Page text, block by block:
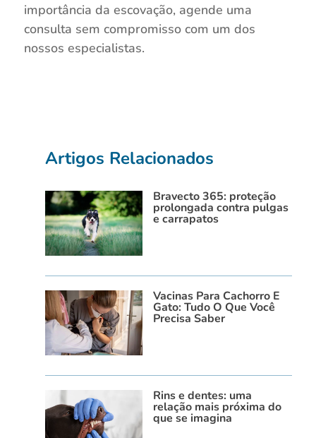
importância da escovação, agende uma
consulta sem compromisso com um dos
nossos especialistas.
Artigos Relacionados
Bravecto 365: proteção
prolongada contra pulgas
e carrapatos
Vacinas Para Cachorro E
Gato: Tudo O Que Você
Precisa Saber
Rins e dentes: uma
relação mais próxima do
que se imagina